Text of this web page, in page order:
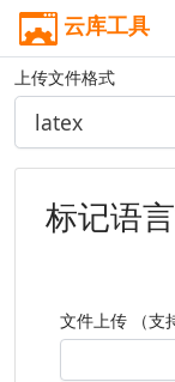
云库工具
上传文件格式
标记语
文件上传 （支